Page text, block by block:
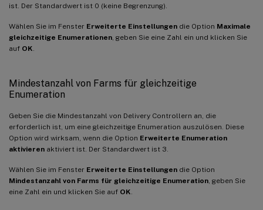
ist. Der Standardwert ist 0 (keine Begrenzung).
Wählen Sie im Fenster Erweiterte Einstellungen die Option Maximale
gleichzeitige Enumerationen, geben Sie eine Zahl ein und klicken Sie
auf OK.
Mindestanzahl von Farms für gleichzeitige
Enumeration
Geben Sie die Mindestanzahl von Delivery Controllern an, die
erforderlich ist, um eine gleichzeitige Enumeration auszulösen. Diese
Option wird wirksam, wenn die Option Erweiterte Enumeration
aktivieren aktiviert ist. Der Standardwert ist 3.
Wählen Sie im Fenster Erweiterte Einstellungen die Option
Mindestanzahl von Farms für gleichzeitige Enumeration, geben Sie
eine Zahl ein und klicken Sie auf OK.